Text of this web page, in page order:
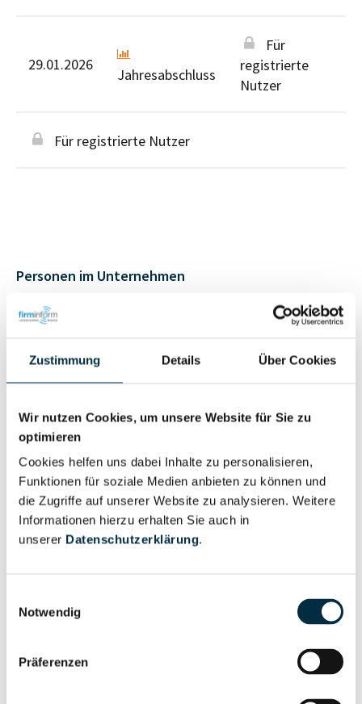
Zustimmung Details Über Cookies
Wir nutzen Cookies, um unsere Website für Sie zu
optimieren
Cookies helfen uns dabei Inhalte zu personalisieren,
Funktionen für soziale Medien anbieten zu können und
die Zugriffe auf unserer Website zu analysieren. Weitere
Informationen hierzu erhalten Sie auch in
unserer Datenschutzerklärung.
Notwendig
Präferenzen
29.01.2026
Jahresabschluss
Für
registrierte
Nutzer
Für registrierte Nutzer
Personen im Unternehmen
Für registrierte
Wirtschaftlich
Berechtigter
Unternehmensprofil
Eigentums- und Kontrollstruktur
Unternehmensprofil
Vollständiges